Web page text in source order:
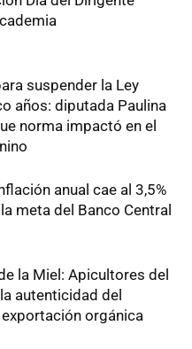
suspender la Ley
años: diputada Paulina
norma impactó en el
anual cae al 3,5%
meta del Banco Central
la Miel: Apicultores del
autenticidad del
orgánica